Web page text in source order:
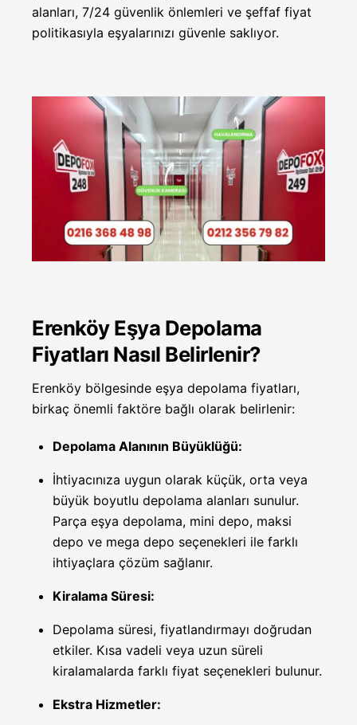
alanları, 7/24 güvenlik önlemleri ve şeffaf fiyat
politikasıyla eşyalarınızı güvenle saklıyor.
Erenköy Eşya Depolama
Fiyatları Nasıl Belirlenir?
Erenköy bölgesinde eşya depolama fiyatları,
birkaç önemli faktöre bağlı olarak belirlenir:
Depolama Alanının Büyüklüğü:
İhtiyacınıza uygun olarak küçük, orta veya
büyük boyutlu depolama alanları sunulur.
Parça eşya depolama, mini depo, maksi
depo ve mega depo seçenekleri ile farklı
ihtiyaçlara çözüm sağlanır.
Kiralama Süresi:
Depolama süresi, fiyatlandırmayı doğrudan
etkiler. Kısa vadeli veya uzun süreli
kiralamalarda farklı fiyat seçenekleri bulunur.
Ekstra Hizmetler: